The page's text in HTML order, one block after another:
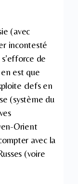
(avec
incontesté
de
est que
clefs en
(système du
Orient
avec la
(voire